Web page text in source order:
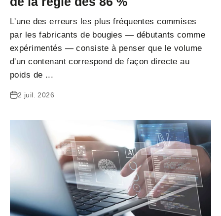
L'une des erreurs les plus fréquentes commises
par les fabricants de bougies — débutants comme
expérimentés — consiste à penser que le volume
d'un contenant correspond de façon directe au
poids de ...
2 juil. 2026